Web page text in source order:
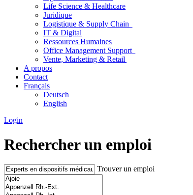
Life Science & Healthcare
Juridique
Logistique & Supply Chain
IT & Digital
Ressources Humaines
Office Management Support
Vente, Marketing & Retail
A propos
Contact
Français
Deutsch
English
Login
Rechercher un emploi
Trouver un emploi